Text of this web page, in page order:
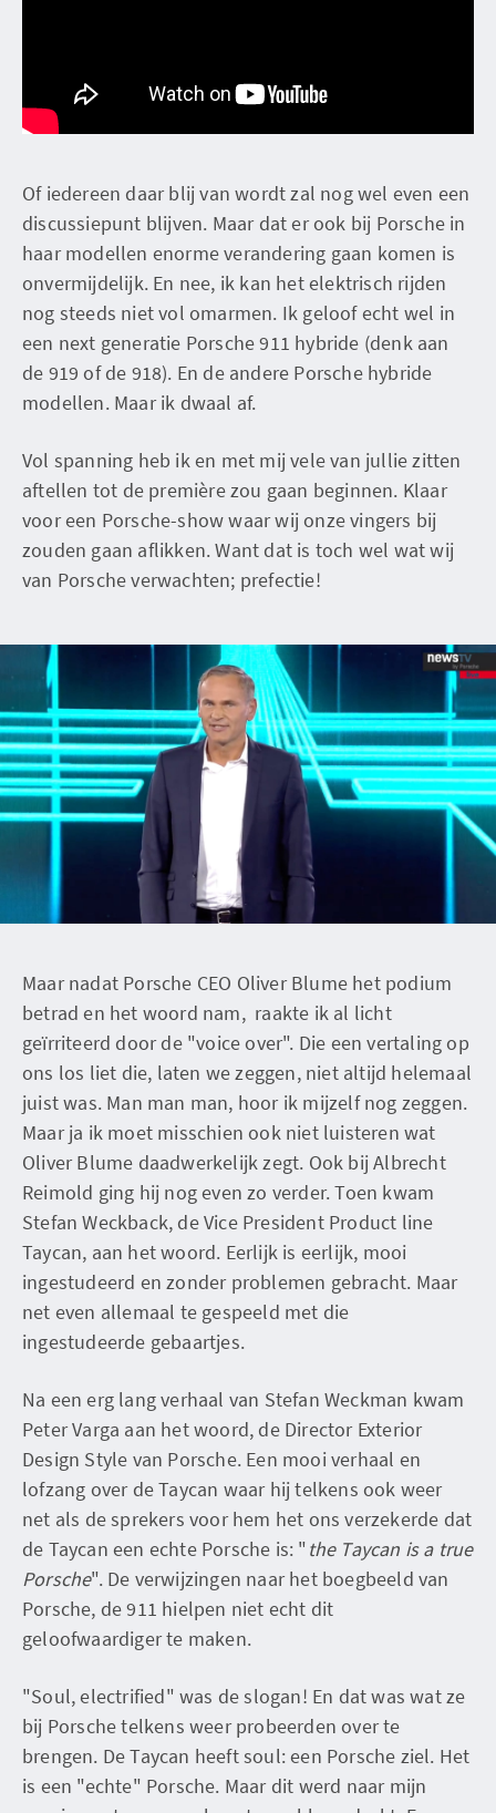
Of iedereen daar blij van wordt zal nog wel even een
discussiepunt blijven. Maar dat er ook bij Porsche in
haar modellen enorme verandering gaan komen is
onvermijdelijk. En nee, ik kan het elektrisch rijden
nog steeds niet vol omarmen. Ik geloof echt wel in
een next generatie Porsche 911 hybride (denk aan
de 919 of de 918). En de andere Porsche hybride
modellen. Maar ik dwaal af.
Vol spanning heb ik en met mij vele van jullie zitten
aftellen tot de première zou gaan beginnen. Klaar
voor een Porsche-show waar wij onze vingers bij
zouden gaan aflikken. Want dat is toch wel wat wij
van Porsche verwachten; prefectie!
Maar nadat Porsche CEO Oliver Blume het podium
betrad en het woord nam, raakte ik al licht
geïrriteerd door de "voice over". Die een vertaling op
ons los liet die, laten we zeggen, niet altijd helemaal
juist was. Man man man, hoor ik mijzelf nog zeggen.
Maar ja ik moet misschien ook niet luisteren wat
Oliver Blume daadwerkelijk zegt. Ook bij Albrecht
Reimold ging hij nog even zo verder. Toen kwam
Stefan Weckback, de Vice President Product line
Taycan, aan het woord. Eerlijk is eerlijk, mooi
ingestudeerd en zonder problemen gebracht. Maar
net even allemaal te gespeeld met die
ingestudeerde gebaartjes.
Na een erg lang verhaal van Stefan Weckman kwam
Peter Varga aan het woord, de Director Exterior
Design Style van Porsche. Een mooi verhaal en
lofzang over de Taycan waar hij telkens ook weer
net als de sprekers voor hem het ons verzekerde dat
de Taycan een echte Porsche is: "the Taycan is a true
Porsche". De verwijzingen naar het boegbeeld van
Porsche, de 911 hielpen niet echt dit
geloofwaardiger te maken.
"Soul, electrified" was de slogan! En dat was wat ze
bij Porsche telkens weer probeerden over te
brengen. De Taycan heeft soul: een Porsche ziel. Het
is een "echte" Porsche. Maar dit werd naar mijn